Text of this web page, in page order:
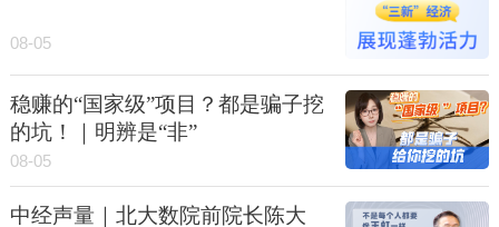
08-05
稳赚的“国家级”项目？都是骗子挖
的坑！｜明辨是“非”
08-05
中经声量｜北大数院前院长陈大